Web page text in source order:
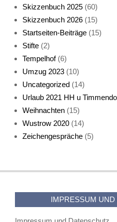
Skizzenbuch 2025 (60)
Skizzenbuch 2026 (15)
Startseiten-Beiträge (15)
Stifte (2)
Tempelhof(6)
Umzug 2023 (10)
Uncategorized (14)
Urlaub 2021 HH u
Weihnachten (15)
Wustrow 2020 (14)
Zeichengespräche (5)
IMPRESSUM